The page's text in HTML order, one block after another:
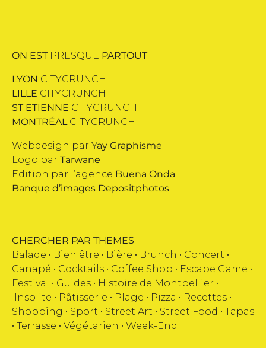
ON EST PRESQUE PARTOUT
LYON CITYCRUNCH
LILLE CITYCRUNCH
ST ETIENNE CITYCRUNCH
MONTRÉALCITYCRUNCH
Webdesign par Yay Graphisme
Logo par Tarwane
Edition par l’agence Buena Onda
Banque d’images Depositphotos
CHERCHER PAR THEMES
Balade • Bien être • Bière • Brunch • Concert •
Canapé • Cocktails • Coffee Shop • Escape Game •
Festival
• Guides • Histoire de Montpellier •
Insolite • Pâtisserie • Plage • Pizza • Recettes •
Shopping • Sport • Street Art • Street Food • Tapas
• Terrasse • Végétarien • Week-End